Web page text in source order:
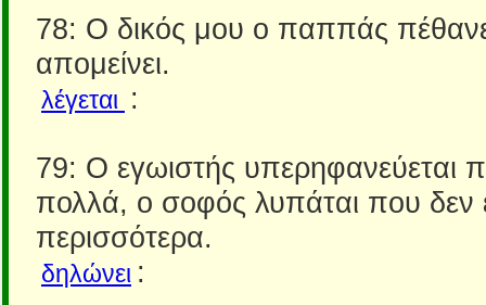
78: Ο δικός μου ο παππάς
απομείνει.
λέγεται :
79: Ο εγωιστής υπερηφανεύεται
πολλά, ο σοφός λυπάται που δεν
περισσότερα.
δηλώνει :